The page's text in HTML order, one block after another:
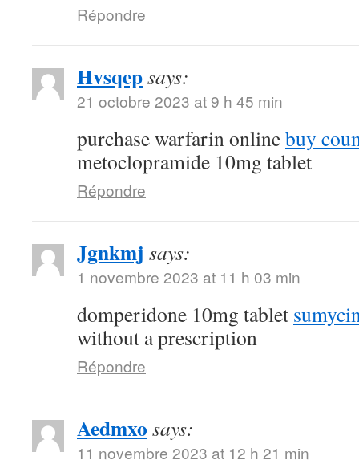
Répondre
Hvsqepsays:
21 octobre 2023 at 9 h 45 min
purchase warfarin onlinebuy
metoclopramide 10mg tablet
Répondre
Jgnkmj says:
1 novembre 2023 at 11 h 03 min
domperidone 10mg tablet
without a prescription
Répondre
Aedmxo says:
11 novembre 2023 at 12 h 21 min